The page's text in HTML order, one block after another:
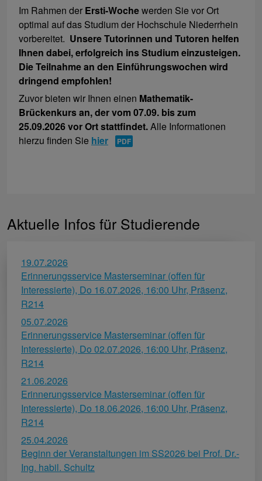
Im Rahmen der Ersti-Wochewerden Sie vor Ort
optimal auf das Studium der Hochschule Niederrhein
vorbereitet. Unsere Tutorinnen und Tutoren helfen
Ihnen dabei, erfolgreich ins Studium einzusteigen.
Die Teilnahme an den Einführungswochen wird
dringend empfohlen!
Zuvor bieten wir Ihnen einen Mathematik-
Brückenkurs an, der vom 07.09. bis zum
25.09.2026 vor Ort stattfindet.Alle Informationen
hierzu finden Sie hier
Aktuelle Infos für Studierende
19.07.2026
Erinnerungsservice Masterseminar (offen für
Interessierte), Do 16.07.2026, 16:00 Uhr, Präsenz,
R214
05.07.2026
Erinnerungsservice Masterseminar (offen für
Interessierte), Do 02.07.2026, 16:00 Uhr, Präsenz,
R214
21.06.2026
Erinnerungsservice Masterseminar (offen für
Interessierte), Do 18.06.2026, 16:00 Uhr, Präsenz,
R214
25.04.2026
Beginn der Veranstaltungen im SS2026 bei Prof. Dr.-
Ing. habil. Schultz